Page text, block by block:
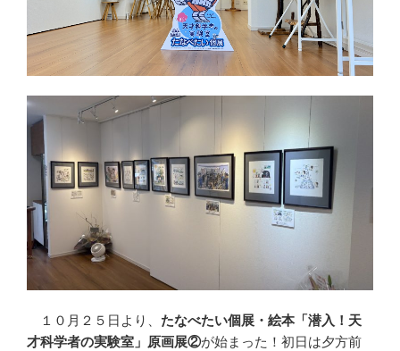
１０月２５日より、 たなべたい個展・絵本「潜入！天
才科学者の実験室」原画展②が始まった！初日は夕方前